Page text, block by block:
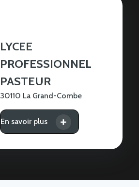
30110 La Grand-Combe
LYCEE
PROFESSIONNEL
PASTEUR
En savoir plus